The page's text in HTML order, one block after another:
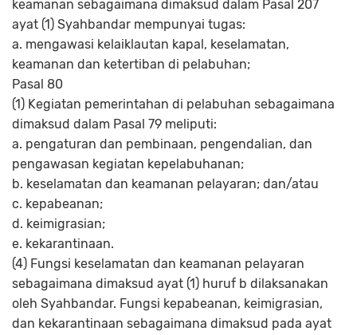
keamanan sebagaimana dimaksud dalam Pasal 207
ayat (1) Syahbandar mempunyai tugas:
a. mengawasi kelaiklautan kapal, keselamatan,
keamanan dan ketertiban di pelabuhan;
Pasal 80
(1) Kegiatan pemerintahan di pelabuhan sebagaimana
dimaksud dalam Pasal 79 meliputi:
a. pengaturan dan pembinaan, pengendalian, dan
pengawasan kegiatan kepelabuhanan;
b. keselamatan dan keamanan pelayaran; dan/atau
c. kepabeanan;
d. keimigrasian;
e. kekarantinaan.
(4) Fungsi keselamatan dan keamanan pelayaran
sebagaimana dimaksud ayat (1) huruf b dilaksanakan
oleh Syahbandar. Fungsi kepabeanan, keimigrasian,
dan kekarantinaan sebagaimana dimaksud pada ayat